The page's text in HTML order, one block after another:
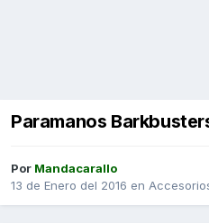
Paramanos
Por Mandacarallo
13 de Enero del 2016 en